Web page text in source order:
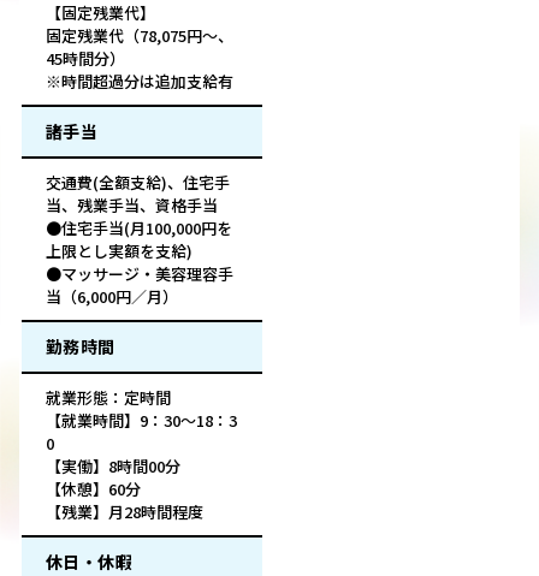
【固定残業代】
固定残業代（78,075円～、
45時間分）
※時間超過分は追加支給有
諸手当
交通費(全額支給)、住宅手
当、残業手当、資格手当
●住宅手当(月100,000円を
上限とし実額を支給)
●マッサージ・美容理容手
当（6,000円／月）
勤務時間
就業形態：定時間
【就業時間】9：30～18：3
0
【実働】8時間00分
【休憩】60分
【残業】月28時間程度
休日・休暇